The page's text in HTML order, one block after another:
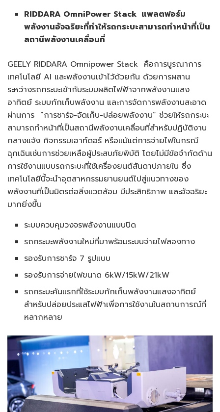
RIDDARA OmniPower Stack แพลตฟอร์ม
พลังงานอัจฉริยะที่ทำให้รถกระบะสามารถทำหน้าที่เป็น
สถานีพลังงานเคลื่อนที่
GEELY RIDDARA Omnipower Stack คือการบูรณาการ
เทคโนโลยี AI และพลังงานเข้าไว้ด้วยกัน ด้วยการผสาน
ระหว่างรถกระบะเข้ากับระบบผลิตไฟฟ้าจากพลังงานแสง
อาทิตย์ ระบบกักเก็บพลังงาน และการจัดการพลังงานสะอาด
ผ่านการ “การชาร์จ-จัดเก็บ-ปล่อยพลังงาน” ช่วยให้รถกระบะ
สามารถทำหน้าที่เป็นสถานีพลังงานเคลื่อนที่สำหรับปฏิบัติงาน
กลางแจ้ง กิจกรรมเอาท์ดอร์ หรือแม้แต่การจ่ายไฟในกรณี
ฉุกเฉินเช่นการช่วยเหลือผู้ประสบภัยพิบัติ โดยไม่มีข้อจำกัดด้าน
การใช้งานแบบรถกระบะที่ใช้เครื่องยนต์สันดาปภายใน ซึ่ง
เทคโนโลยีนี้จะนำอุตสาหกรรมยานยนต์ไปสู่แนวทางของ
พลังงานที่เป็นมิตรต่อสิ่งแวดล้อม มีประสิทธิภาพ และอัจฉริยะ
มากยิ่งขึ้น
ระบบควบคุมวงจรพลังงานแบบปิด
รถกระบะพลังงานใหม่ที่มาพร้อมระบบจ่ายไฟสองทาง
รองรับการชาร์จ 7 รูปแบบ
รองรับการจ่ายไฟขนาด 6kW/15kW/21kW
รถกระบะคันแรกที่ใช้ระบบกักเก็บพลังงานแสงอาทิตย์
สำหรับปล่อยประแสไฟฟ้าเพื่อการใช้งานในสถานการณ์ที่
หลากหลาย